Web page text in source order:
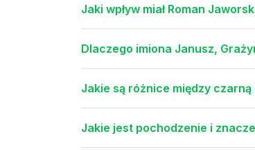
Jaki wpływ miał Roman
Dlaczego imiona Janusz,
Jakie są różnice między
Jakie jest pochodzenie i